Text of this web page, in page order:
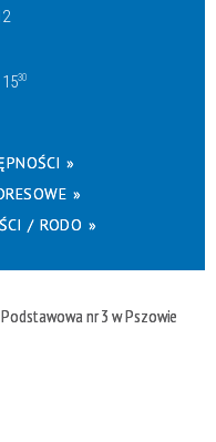
30
»
»
/ RODO »
nr 3 w Pszowie